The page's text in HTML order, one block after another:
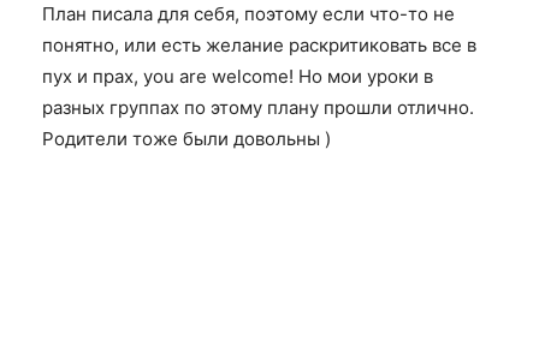
План писала для себя, поэтому если что-то не
понятно, или есть желание раскритиковать все в
пух и прах, you are welcome! Но мои уроки в
разных группах по этому плану прошли отлично.
Родители тоже были довольны )